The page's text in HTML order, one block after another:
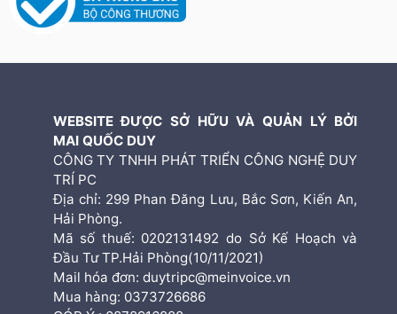
WEBSITE ĐƯỢC SỞ HỮU VÀ QUẢN LÝ BỞI
MAI QUỐC DUY
CÔNG TY TNHH PHÁT TRIỂN CÔNG NGHỆ DUY
TRÍ PC
Địa chỉ: 299 Phan Đăng Lưu, Bắc Sơn, Kiến An,
Hải Phòng.
Mã số thuế: 0202131492 do Sở Kế Hoạch và
Đầu Tư TP.Hải Phòng(10/11/2021)
Mail hóa đơn: duytripc@meinvoice.vn
Mua hàng: 0373726686